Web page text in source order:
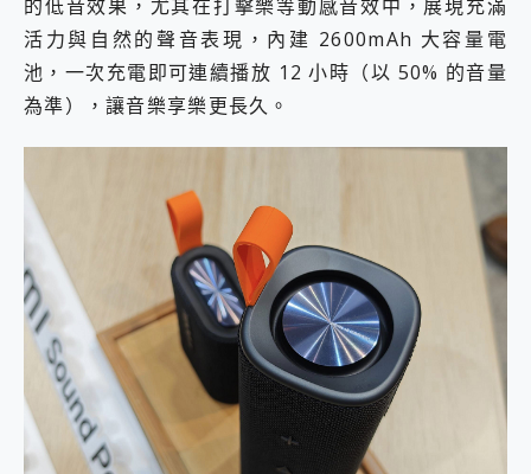
的低音效果，尤其在打擊樂等動感音效中，展現充滿
活力與自然的聲音表現，內建 2600mAh 大容量電
池，一次充電即可連續播放 12 小時（以 50% 的音量
為準），讓音樂享樂更長久。